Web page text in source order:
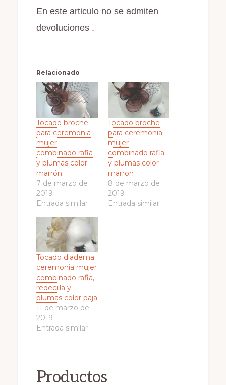
En este articulo no se admiten
devoluciones .
Relacionado
Tocado broche
para ceremonia
mujer
combinado rafia
y plumas color
marrón
7 de marzo de
2019
Entrada similar
Tocado broche
para ceremonia
mujer
combinado rafia
y plumas color
marron
8 de marzo de
2019
Entrada similar
Tocado diadema
ceremonia mujer
combinado rafia,
redecilla y
plumas color paja
11 de marzo de
2019
Entrada similar
Productos